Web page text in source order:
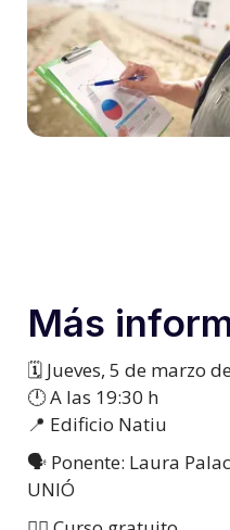
Más
🗓️ Jueves, 5 de marzo
🕛 A las 19:30 h
📍 Edificio Natiu
🗣️ Ponente: Laura
UNIÓ